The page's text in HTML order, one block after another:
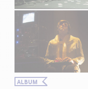
ALBUM